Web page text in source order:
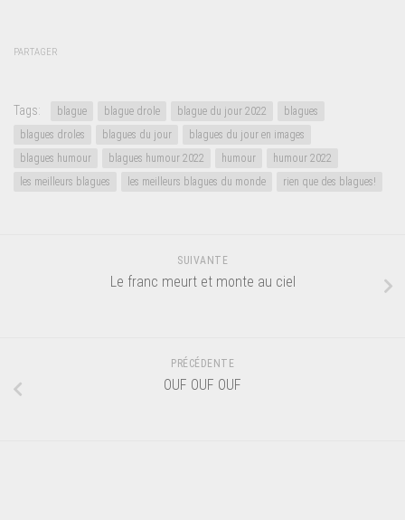
PARTAGER
Tags: blague blague drole blague du jour 2022
blagues
blagues droles
blagues du jour
blagues du jour en images
blagues humour
blagues humour 2022 humour
humour 2022
les meilleurs blagues
les meilleurs blagues du monde rien que des blagues!
SUIVANTE
Le franc meurt et monte au ciel
PRÉCÉDENTE
OUF OUF OUF